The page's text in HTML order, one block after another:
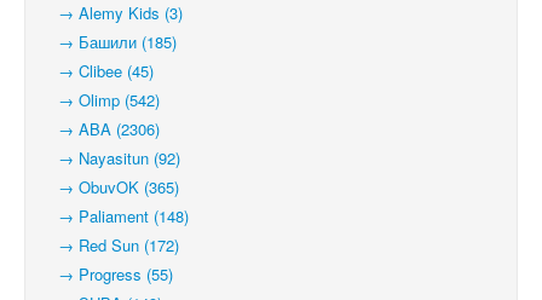
→ Alemy Kids (3)
→ Башили (185)
→ Clibee (45)
→ Olimp (542)
→ ABA (2306)
→ Nayasitun (92)
→ ObuvOK (365)
→ Paliament (148)
→ Red Sun (172)
→ Progress (55)